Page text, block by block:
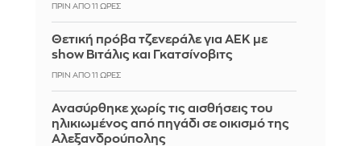
ΠΡΙΝ ΑΠΌ 11 ΏΡΕΣ
Θετική πρόβα τζενεράλε για ΑΕΚ με
show Βιτάλις και Γκατσίνοβιτς
ΠΡΙΝ ΑΠΌ 11 ΏΡΕΣ
Ανασύρθηκε χωρίς τις αισθήσεις του
ηλικιωμένος από πηγάδι σε οικισμό της
Αλεξανδρούπολης